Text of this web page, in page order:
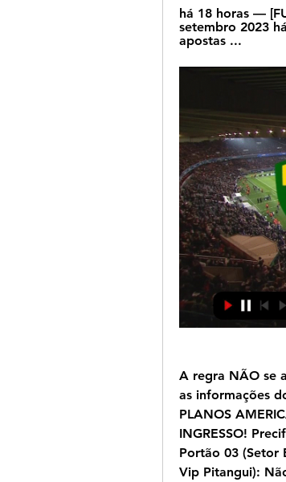
há 18 horas —
setembro 2023
apostas ...
A regra NÃO se
as informações
PLANOS
INGRESSO!
Portão 03 (Setor
Vip Pitangui):